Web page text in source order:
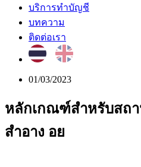
บริการทำบัญชี
บทความ
ติดต่อเรา
01/03/2023
หลักเกณฑ์สำหรับสถา
สำอาง อย